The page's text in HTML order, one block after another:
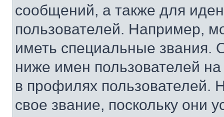
сообщений, а также для
пользователей. Например,
иметь специальные звания.
ниже имен пользователей
в профилях
свое звание, поскольку они